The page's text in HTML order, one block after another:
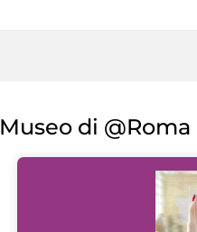
Museo di